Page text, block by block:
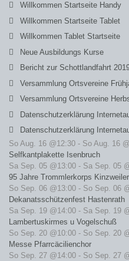
Willkommen Startseite Handy
Willkommen Startseite Tablet
Willkommen Tablet Startseite
Neue Ausbildungs Kurse
Bericht zur Schottlandfahrt
Versammlung Ortsvereine
Versammlung Ortsvereine
Datenschutzerklärung
Datenschutzerklärung
So Aug. 16 @12:30 - So Aug. 16
Selfkantplakette Isenbruch
Sa Sep. 05 @13:00 - Sa Sep. 05
95 Jahre Trommlerkorps Kinzweiler
So Sep. 06 @13:00 - So Sep. 06
Dekanatsschützenfest Hastenrath
Sa Sep. 19 @14:00 - Sa Sep. 19
Lambertuskirmes u Vogelschuß
So Sep. 20 @10:00 - So Sep. 20
Messe Pfarrcäcilienchor
So Sep. 27 @14:00 - So Sep. 27